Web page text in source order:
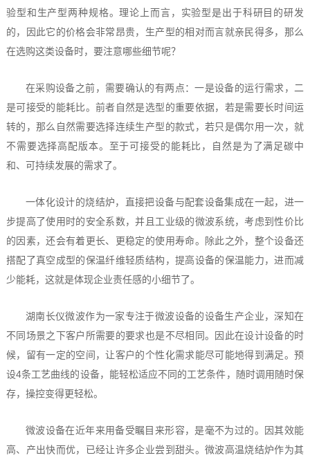
验型和生产型两种规格。理论上而言，实验型是出于科研目的研发
的，因此它的价格会非常昂贵，生产型的相对而言就亲民得多，那么
在选购这类设备时，要注意哪些细节呢？
在采购设备之前，需要确认的有两点：一是设备的运行需求，二
是可接受的能耗比。前者自然是选型的重要依据，若是需要长时间运
转的，那么自然需要选择连续生产型的款式，若只是偶尔用一次，就
不需要选择高配版本。至于可接受的能耗比，自然是为了满足碳中
和、可持续发展的需求了。
一体化设计的烧结炉，直接把设备与配套设备集成在一起，进一
步提高了使用时的安全系数，并且工业级的微波系统，考虑到性价比
的因素，还会有着更长、更稳定的使用寿命。除此之外，整个设备还
搭配了真空成型的保温纤维轻质结构，提高设备的保温能力，进而减
少能耗，这就是体现企业责任感的小细节了。
湖南长仪微波作为一家专注于微波设备的设备生产企业，深知在
不同场景之下客户所需要的要求也是不尽相同。因此在设计设备的时
候，留有一定的空间，让客户的个性化需求能尽可能地得到满足。预
设4条工艺曲线的设备，能轻松适应不同的工艺条件，随时调用随时保
存，操控变得更轻松。
微波设备在近年来用备受瞩目来形容，是毫不为过的。因其效能
高、产出快而优，已经让许多企业尝到甜头。微波高温烧结炉作为其